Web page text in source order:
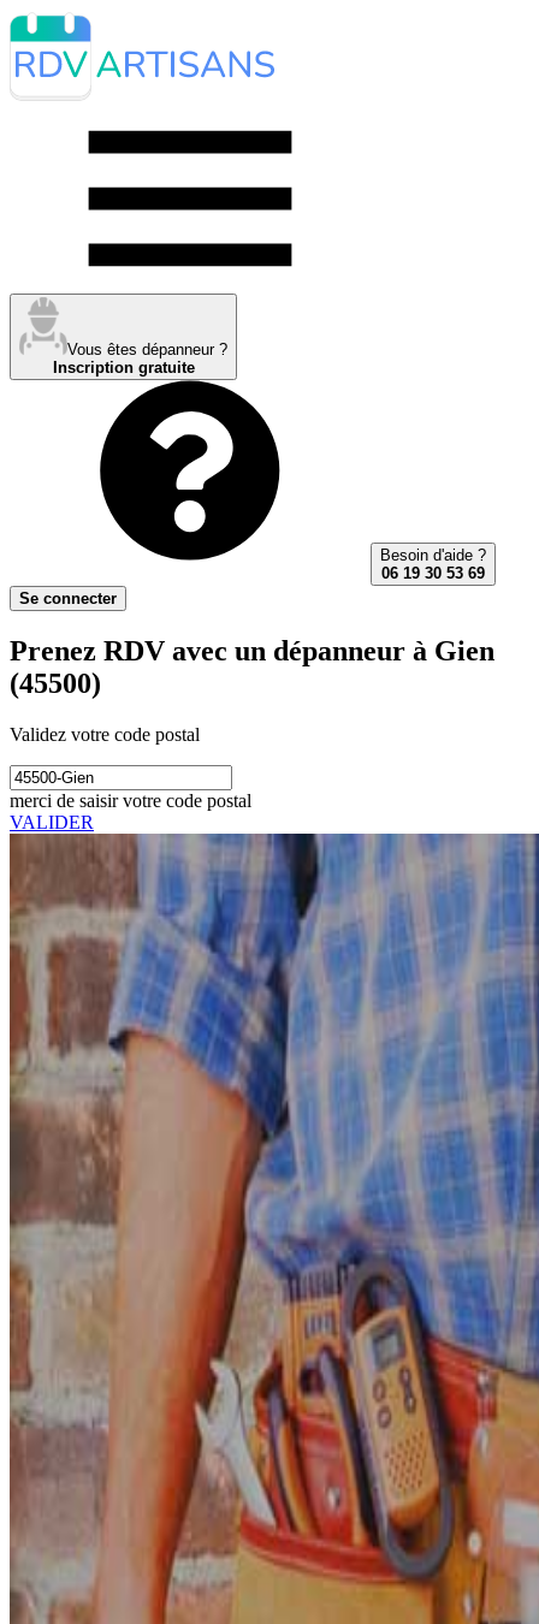
Vous êtes dépanneur ?
Inscription gratuite
Besoin d'aide ?
06 19 30 53 69
Se connecter
Prenez RDV avec un dépanneur à Gien
(45500)
Validez votre code postal
merci de saisir votre code postal
VALIDER